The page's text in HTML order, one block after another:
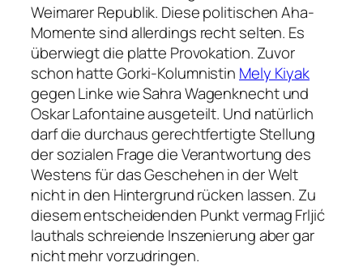
Weimarer Republik. Diese politischen Aha-
Momente sind allerdings recht selten. Es
überwiegt die platte Provokation. Zuvor
schon hatte Gorki-Kolumnistin Mely Kiyak
gegen Linke wie Sahra Wagenknecht und
Oskar Lafontaine ausgeteilt. Und natürlich
darf die durchaus gerechtfertigte Stellung
der sozialen Frage die Verantwortung des
Westens für das Geschehen in der Welt
nicht in den Hintergrund rücken lassen. Zu
diesem entscheidenden Punkt vermag Frljić
lauthals schreiende Inszenierung aber gar
nicht mehr vorzudringen.